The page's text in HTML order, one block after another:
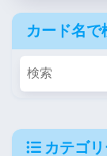
カード名で
カテゴ